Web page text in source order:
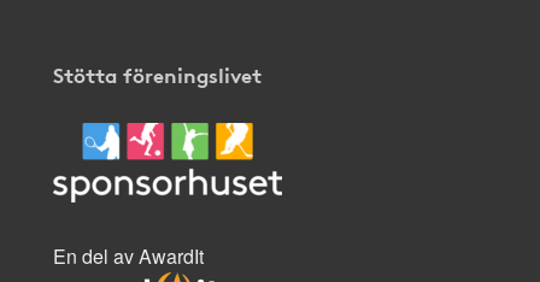
Stötta föreningslivet
En del av AwardIt